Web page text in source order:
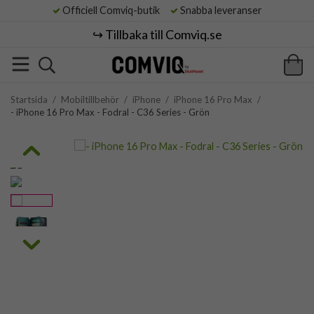
Officiell Comviq-butik Snabba leveranser
↪️ Tillbaka till Comviq.se
Startsida / Mobiltillbehör / iPhone / iPhone 16 Pro Max /
- iPhone 16 Pro Max - Fodral - C36 Series - Grön